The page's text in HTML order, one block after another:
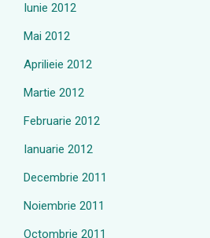
Iunie 2012
Mai 2012
Aprilieie 2012
Martie 2012
Februarie 2012
Ianuarie 2012
Decembrie 2011
Noiembrie 2011
Octombrie 2011